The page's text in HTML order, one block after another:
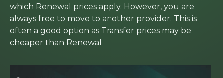
which Renewal prices apply. However, you are
always free to move to another provider. This is
often a good option as Transfer prices may be
cheaper than Renewal